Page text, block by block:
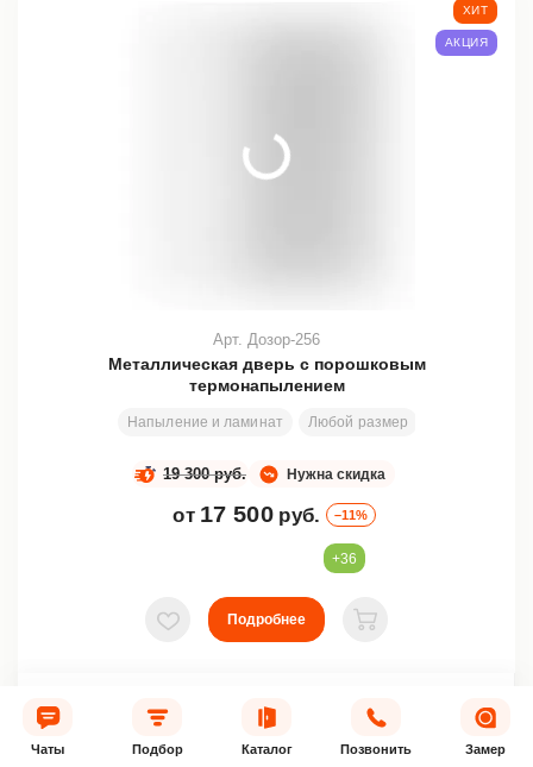
Металлическая дверь с порошковым
термонапылением
Напыление и ламинат Любой размер
Арт. Дозор-256
Нужна скидка
19 300 руб.
от 17 500 руб. –11%
ХИТ
АКЦИЯ
+36
В избранное
Подробнее
В корзину
Чаты Подбор Каталог Позвонить Замер